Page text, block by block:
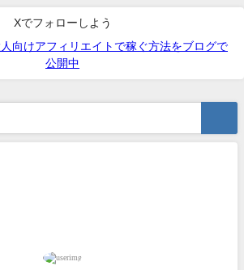
Xでフォローしよう
向けアフィリエイトで稼ぐ方法をブログで
公開中